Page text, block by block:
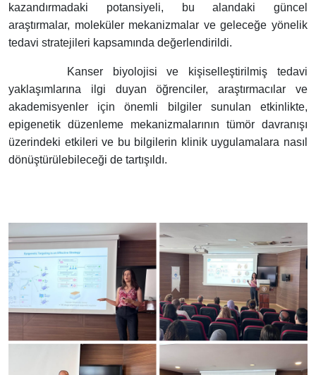
kazandırmadaki potansiyeli, bu alandaki güncel
araştırmalar, moleküler mekanizmalar ve geleceğe yönelik
tedavi stratejileri kapsamında değerlendirildi.
Kanser biyolojisi ve kişiselleştirilmiş tedavi
yaklaşımlarına ilgi duyan öğrenciler, araştırmacılar ve
akademisyenler için önemli bilgiler sunulan etkinlikte,
epigenetik düzenleme mekanizmalarının tümör davranışı
üzerindeki etkileri ve bu bilgilerin klinik uygulamalara nasıl
dönüştürülebileceği de tartışıldı.